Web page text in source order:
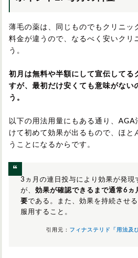
薄毛の薬は、同じものでもクリニッ
料金が違うので、なるべく安いクリ
う。
初月は無料や半額にして宣伝してる
すが、最初だけ安くても意味がない
う。
以下の用法用量にもある通り、
けて初めて効果が出るもので、ほと
うことになるからです。
3ヵ月の連日投与により効果が発現
が、 効果が確認できるまで通常6ヵ
要である。また、効果を持続させ
服用すること。
引用元： フィナステリド「用法及